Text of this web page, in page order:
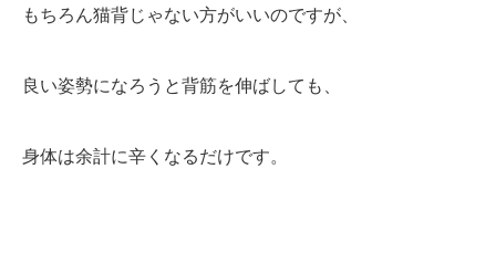
もちろん猫背じゃない方がいいのですが、
良い姿勢になろうと背筋を伸ばしても、
身体は余計に辛くなるだけです。